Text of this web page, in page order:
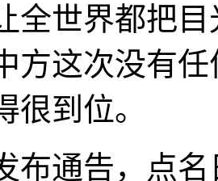
全世界都把
方这次没有
很到位。
布通告，点